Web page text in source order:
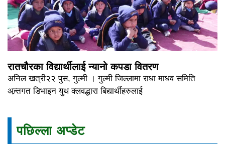
रातचौरका विद्यार्थीलाई न्यानो कपडा वितरण
अनिल खत्री२२ पुस, गुल्मी । गुल्मी जिल्लामा राधा माधव समिति
अन्र्तगत डिभाइन युथ क्लवद्धारा बिद्यार्थीहरुलाई
पछिल्ला अप्डेट